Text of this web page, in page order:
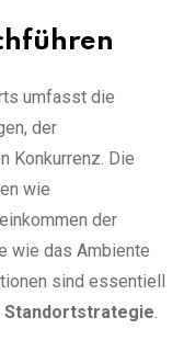
umfasst die
der
Konkurrenz. Die
wie
der
wie das Ambiente
sind essentiell
Standortstrategie.